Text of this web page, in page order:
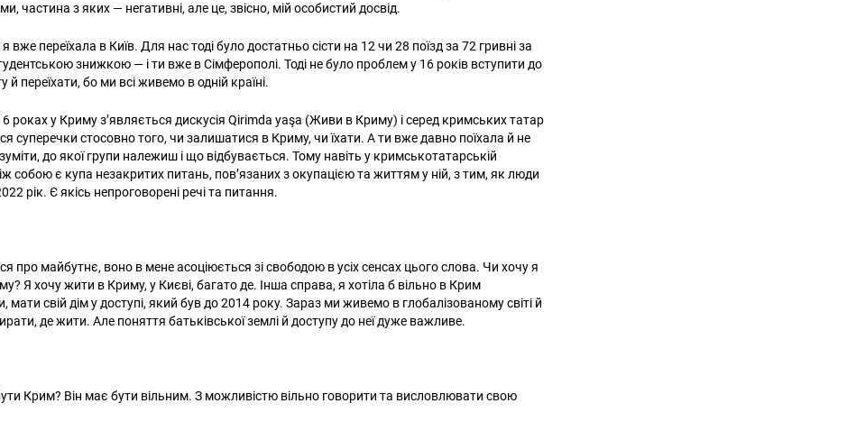
частина з яких — негативні, але це, звісно, мій особистий досвід.
вже переїхала в Київ. Для нас тоді було достатньо сісти на 12 чи 28 поїзд за 72 гривні за
знижкою — і ти вже в Сімферополі. Тоді не було проблем у 16 років вступити до
й переїхати, бо ми всі живемо в одній країні.
роках у Криму з’являється дискусія Qirimda yaşa (Живи в Криму) і серед кримських татар
суперечки стосовно того, чи залишатися в Криму, чи їхати. А ти вже давно поїхала й не
до якої групи належиш і що відбувається. Тому навіть у кримськотатарській
собою є купа незакритих питань, пов’язаних з окупацією та життям у ній, з тим, як люди
рік. Є якісь непроговорені речі та питання.
про майбутнє, воно в мене асоціюється зі свободою в усіх сенсах цього слова. Чи хочу я
Я хочу жити в Криму, у Києві, багато де. Інша справа, я хотіла б вільно в Крим
мати свій дім у доступі, який був до 2014 року. Зараз ми живемо в глобалізованому світі й
де жити. Але поняття батьківської землі й доступу до неї дуже важливе.
Крим? Він має бути вільним. З можливістю вільно говорити та висловлювати свою